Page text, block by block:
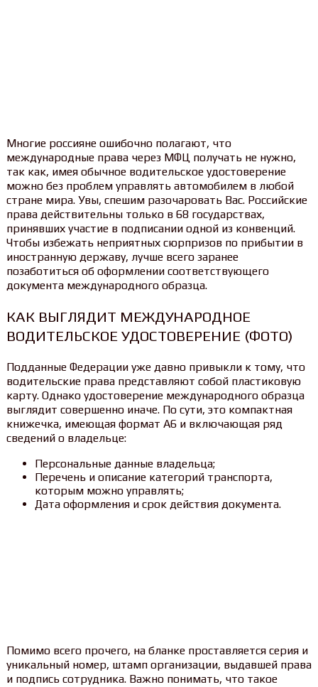
Многие россияне ошибочно полагают, что
международные права через МФЦ получать не нужно,
так как, имея обычное водительское удостоверение
можно без проблем управлять автомобилем в любой
стране мира. Увы, спешим разочаровать Вас. Российские
права действительны только в 68 государствах,
принявших участие в подписании одной из конвенций.
Чтобы избежать неприятных сюрпризов по прибытии в
иностранную державу, лучше всего заранее
позаботиться об оформлении соответствующего
документа международного образца.
КАК ВЫГЛЯДИТ МЕЖДУНАРОДНОЕ
ВОДИТЕЛЬСКОЕ УДОСТОВЕРЕНИЕ (ФОТО)
Подданные Федерации уже давно привыкли к тому, что
водительские права представляют собой пластиковую
карту. Однако удостоверение международного образца
выглядит совершенно иначе. По сути, это компактная
книжечка, имеющая формат A6 и включающая ряд
сведений о владельце:
Персональные данные владельца;
Перечень и описание категорий транспорта,
которым можно управлять;
Дата оформления и срок действия документа.
Помимо всего прочего, на бланке проставляется серия и
уникальный номер, штамп организации, выдавшей права
и подпись сотрудника. Важно понимать, что такое